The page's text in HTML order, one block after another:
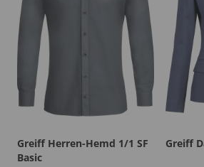
Greiff Herren-Hemd 1/1 SF
Basic
Greiff